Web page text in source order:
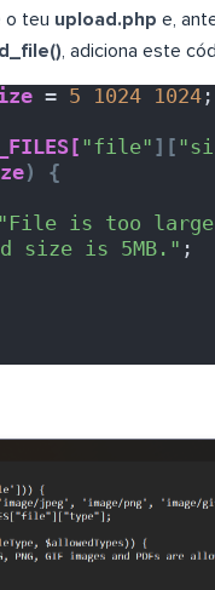
o teu upload.php e,
, adiciona este
= 5 1024 1024 ;
"file" ][
) {
"File is too
size is 5MB." ;